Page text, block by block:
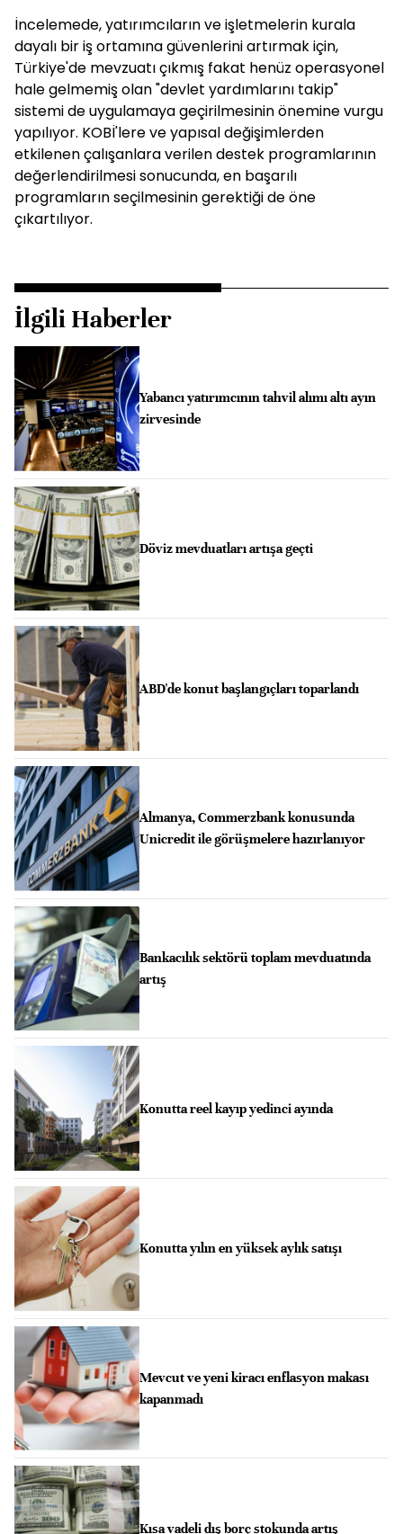
İncelemede, yatırımcıların ve işletmelerin kurala
dayalı bir iş ortamına güvenlerini artırmak için,
Türkiye'de mevzuatı çıkmış fakat henüz operasyonel
hale gelmemiş olan "devlet yardımlarını takip"
sistemi de uygulamaya geçirilmesinin önemine vurgu
yapılıyor. KOBİ'lere ve yapısal değişimlerden
etkilenen çalışanlara verilen destek programlarının
değerlendirilmesi sonucunda, en başarılı
programların seçilmesinin gerektiği de öne
çıkartılıyor.
İlgili Haberler
Yabancı yatırımcının tahvil alımı altı ayın
zirvesinde
Döviz mevduatları artışa geçti
ABD'de konut başlangıçları toparlandı
Almanya, Commerzbank konusunda
Unicredit ile görüşmelere hazırlanıyor
Bankacılık sektörü toplam mevduatında
artış
Konutta reel kayıp yedinci ayında
Konutta yılın en yüksek aylık satışı
Mevcut ve yeni kiracı enflasyon makası
kapanmadı
Kısa vadeli dış borç stokunda artış